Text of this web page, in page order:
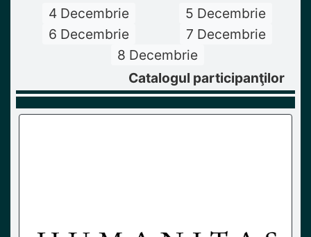
4 Decembrie
5 Decembrie
6 Decembrie
7 Decembrie
8 Decembrie
Catalogul participanţilor